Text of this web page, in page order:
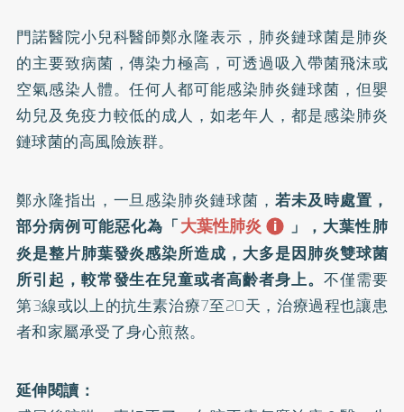
門諾醫院小兒科醫師鄭永隆表示，肺炎鏈球菌是肺炎
的主要致病菌，傳染力極高，可透過吸入帶菌飛沫或
空氣感染人體。任何人都可能感染肺炎鏈球菌，但嬰
幼兒及免疫力較低的成人，如老年人，都是感染肺炎
鏈球菌的高風險族群。
鄭永隆指出，一旦感染肺炎鏈球菌， 若未及時處置，
部分病例可能惡化為「大葉性肺炎
」，大葉性肺
炎是整片肺葉發炎感染所造成，大多是因肺炎雙球菌
所引起，較常發生在兒童或者高齡者身上。 不僅需要
第3線或以上的抗生素治療7至20天，治療過程也讓患
者和家屬承受了身心煎熬。
延伸閱讀：